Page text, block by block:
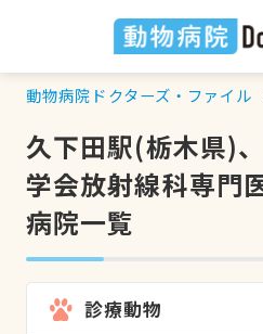
動物病院ドクターズ・ファイル
久下田駅(栃木県)
学会放射線科専門
病院一覧
診療動物